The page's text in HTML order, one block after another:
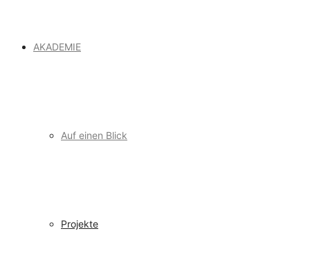
AKADEMIE
Auf einen Blick
Projekte